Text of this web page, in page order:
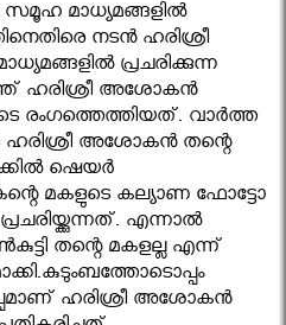
സമൂഹ മാധ്യമങ്ങളില്‍
നടന്‍ ഹരിശ്രീ
പ്രചരിക്കുന്ന
ഹരിശ്രീ അശോകന്‍
രംഗത്തെത്തിയത്. വാര്‍ത്ത
ഹരിശ്രീ അശോകന്‍ തന്റെ
ഷെയര്‍
മകളുടെ കല്യാണ ഫോട്ടോ
എന്നാല്‍
തന്റെ മകളല്ല എന്ന്
ഹരിശ്രീ അശോകന്‍